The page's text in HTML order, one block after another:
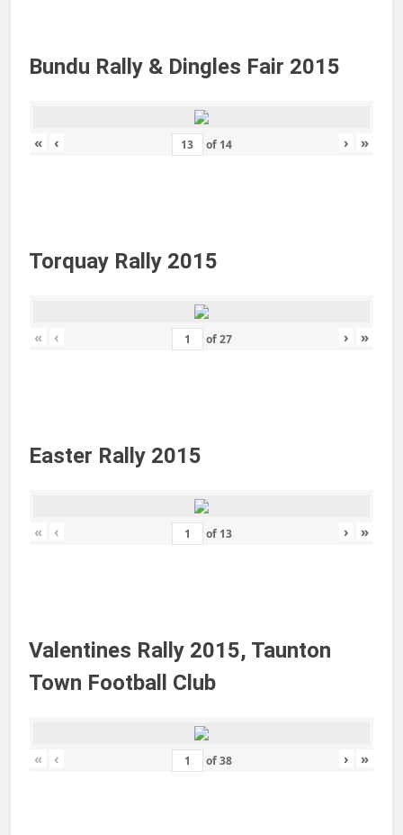
Bundu Rally & Dingles Fair 2015
« ‹ of 14 › »
Torquay Rally 2015
« ‹ of27 › »
Easter Rally 2015
« ‹ of 13 › »
Valentines Rally 2015, Taunton
Town Football Club
« ‹ of38 › »